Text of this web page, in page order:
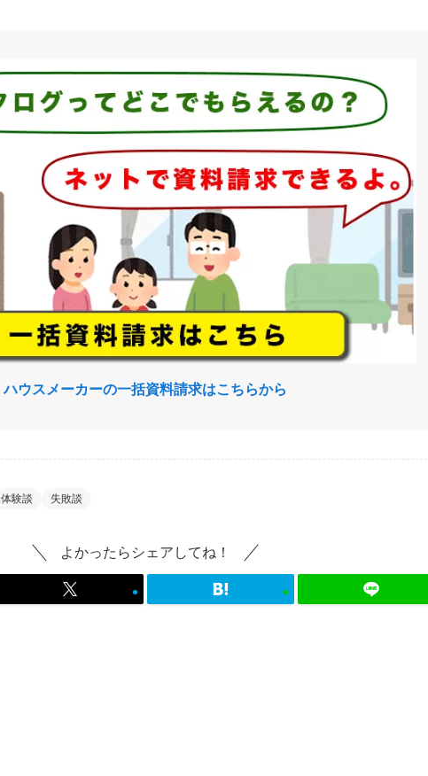
ハウスメーカーの一括資料請求はこちらから
体験談 失敗談
よかったらシェアしてね！